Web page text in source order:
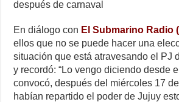
después de carnaval
En diálogo con El Submarino Radio
ellos que no se puede hacer una
situación que está atravesando el PJ
y recordó: “Lo vengo diciendo desde
convocó, después del miércoles 17
habían repartido el poder de Jujuy